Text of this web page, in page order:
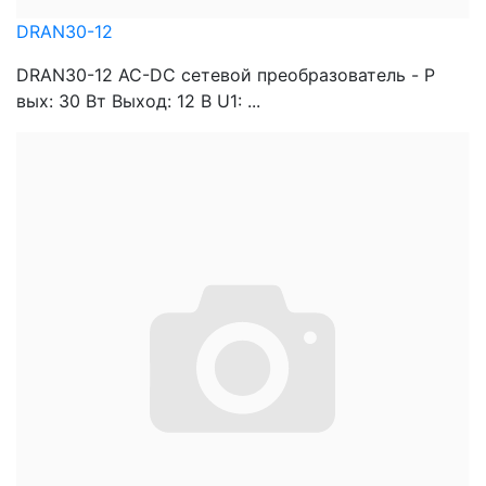
DRAN30-12
DRAN30-12 AC-DC сетевой преобразователь - P
вых: 30 Вт Выход: 12 В U1: ...